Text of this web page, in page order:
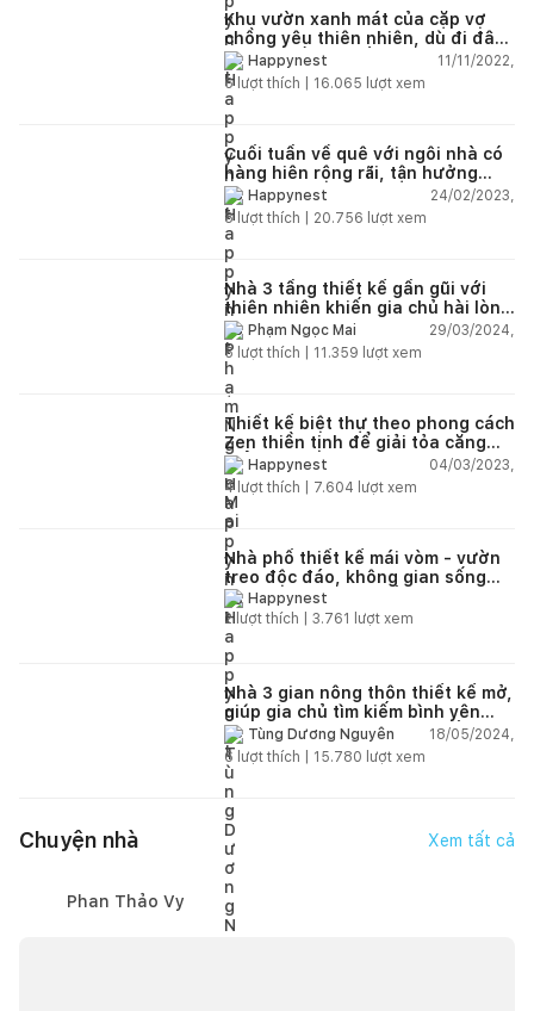
Khu vườn xanh mát của cặp vợ
chồng yêu thiên nhiên, dù đi đâu
cũng muốn trở về nhà
Happynest
11/11/2022,
6lượt thích | 16.065 lượt xem
Cuối tuần về quê với ngôi nhà có
hàng hiên rộng rãi, tận hưởng
giây phút thư giãn yên bình
Happynest
24/02/2023,
8lượt thích | 20.756 lượt xem
Nhà 3 tầng thiết kế gần gũi với
thiên nhiên khiến gia chủ hài lòng
hơn cả mong đợi
Phạm Ngọc Mai
29/03/2024,
5 lượt thích | 11.359 lượt xem
Thiết kế biệt thự theo phong cách
Zen thiền tịnh để giải tỏa căng
thẳngHappynest
04/03/2023,
4lượt thích | 7.604 lượt xem
Nhà phố thiết kế mái vòm - vườn
treo độc đáo, không gian sống
xanh mát của vợ chồng gia chủ
trẻ tuổi
Happynest
2lượt thích | 3.761 lượt xem
Nhà 3 gian nông thôn thiết kế mở,
giúp gia chủ tìm kiếm bình yên
sau những ngày làm việc vất vả
Tùng Dương Nguyễn
18/05/2024,
6 lượt thích | 15.780 lượt xem
Chuyện nhà Xem tất cả
Phan Thảo Vy